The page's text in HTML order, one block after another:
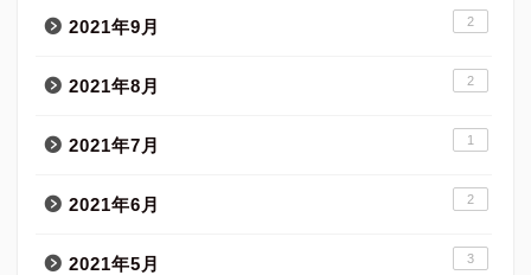
2021年9月 2
2021年8月 2
2021年7月 1
2021年6月 2
2021年5月 3